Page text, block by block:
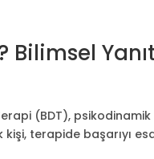
Bilimsel
(BDT),
terapide başarıyı